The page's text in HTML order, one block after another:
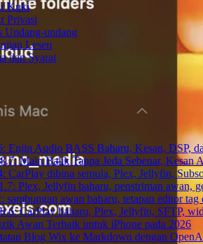
Kuki
Privasi
Undang-undang
Lesen
dan Syarat
Enjin Audio BASS Baharu, Kesan, DSP,
Main Balik Tanpa Jeda Sebenar, Kesan
CarPlay dibina semula, Plex, Jellyfin,
Plex, Jellyfin baharu, penstriman awan,
sambungan awan baharu, tetapan editor tag
CarPlay baharu, Plex, Jellyfin, SFTP,
Awan Terbaik untuk iPhone pada 2026
Blog Wix ke Markdown dengan